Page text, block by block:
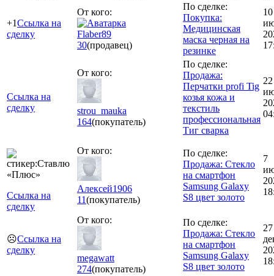
+1Ссылка на
сделку
От кого:
Flaber89
30(продавец)
По сделке:
Покупка:
Медицинская
маска черная на
резинке
10
Ссылка на
сделку
От кого:
strou_mauka
164(покупатель)
По сделке:
Продажа:
Перчатки profi Tig
козья кожа и
текстиль
профессиональная
Тиг сварка
22
Ссылка на
сделку
От кого:
Алексей1906
11(покупатель)
По сделке:
Продажа: Стекло
на смартфон
Samsung Galaxy
S8 цвет золото
7
☹️Ссылка на
сделку
От кого:
megawatt
274(покупатель)
По сделке:
Продажа: Стекло
на смартфон
Samsung Galaxy
S8 цвет золото
27